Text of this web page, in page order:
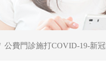
公費門診施打COVID-19-新